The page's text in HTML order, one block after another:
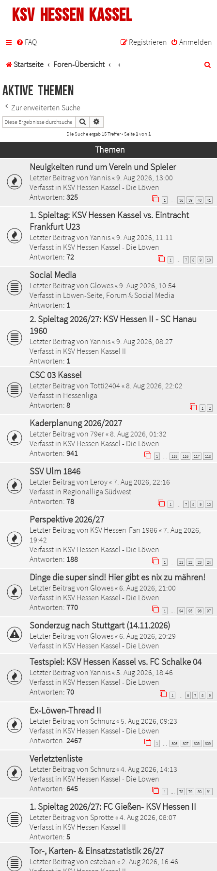
KSV Hessen Kassel
FAQ Anmelden
Registrieren
Startseite Foren-Übersicht
Aktive Themen
Zur erweiterten Suche
Suche
Die Suche ergab 15 Treffer • Seite 1von 1
Themen
Neuigkeiten rund um Verein und Spieler
Letzter Beitrag von Yannis«9. Aug 2026, 13:00
Verfasst in KSV Hessen Kassel - Die Löwen
Antworten: 325 1 38 39 40 41
1. Spieltag: KSV Hessen Kassel vs. Eintracht
Frankfurt U23
Letzter Beitrag von Yannis«9. Aug 2026, 11:11
Verfasst in KSV Hessen Kassel - Die Löwen
Antworten: 72 1 7 8 9 10
Social Media
Letzter Beitrag von Glowes«9. Aug 2026, 10:54
Verfasst in Löwen-Seite, Forum & Social Media
Antworten: 1
2. Spieltag 2026/27: KSV Hessen II - SC Hanau
1960
Letzter Beitrag von Yannis«9. Aug 2026, 08:27
Verfasst in KSV Hessen Kassel II
Antworten: 1
CSC 03 Kassel
Letzter Beitrag von Totti2404«8. Aug 2026, 22:02
Verfasst in Hessenliga
Antworten: 8 1 2
Kaderplanung 2026/2027
Letzter Beitrag von 79er«8. Aug 2026, 01:32
Verfasst in KSV Hessen Kassel - Die Löwen
Antworten: 941 1 115 116 117 118
SSV Ulm 1846
Letzter Beitrag von Leroy«7. Aug 2026, 22:16
Verfasst in Regionalliga Südwest
Antworten: 78 1 … 7 8 9 10
Perspektive 2026/27
Letzter Beitrag von KSV Hessen-Fan 1986 «7. Aug 2026,
19:42
Verfasst in KSV Hessen Kassel - Die Löwen
Antworten: 188 1 … 21 22 23 24
Dinge die super sind! Hier gibt es nix zu mähren!
Letzter Beitrag von Glowes«6. Aug 2026, 21:00
Verfasst in KSV Hessen Kassel - Die Löwen
Antworten: 770 1 … 94 95 96 97
Sonderzug nach Stuttgart (14.11.2026)
Letzter Beitrag von Glowes«6. Aug 2026, 20:29
Verfasst in KSV Hessen Kassel - Die Löwen
Testspiel: KSV Hessen Kassel vs. FC Schalke 04
Letzter Beitrag von Yannis«5. Aug 2026, 18:46
Verfasst in KSV Hessen Kassel - Die Löwen
Antworten: 70 1 6 7 8 9
Ex-Löwen-Thread II
Letzter Beitrag von Schnurz«5. Aug 2026, 09:23
Verfasst in KSV Hessen Kassel - Die Löwen
Antworten: 2467 1 306 307 308 309
Verletztenliste
Letzter Beitrag von Schnurz«4. Aug 2026, 14:13
Verfasst in KSV Hessen Kassel - Die Löwen
Antworten: 645 1 78 79 80 81
1. Spieltag 2026/27: FC Gießen- KSV Hessen II
Letzter Beitrag von Sprotte «4. Aug 2026, 08:07
Verfasst in KSV Hessen Kassel II
Antworten: 5
Tor-, Karten- & Einsatzstatistik 26/27
Letzter Beitrag von esteban « 2. Aug 2026, 16:46